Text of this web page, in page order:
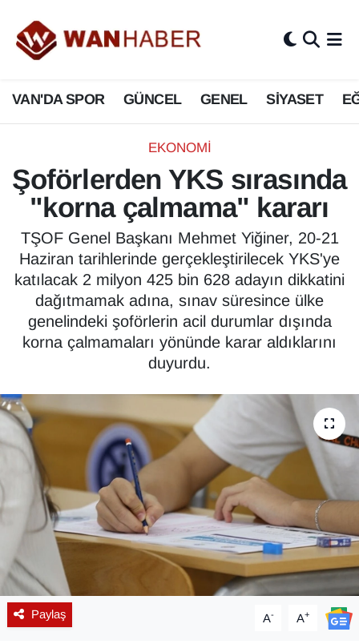
VAN'DA SPOR GÜNCEL GENEL SİYASET
EKONOMİ
Şoförlerden YKS sırasında
"korna çalmama" kararı
TŞOF Genel Başkanı Mehmet Yiğiner, 20-21
Haziran tarihlerinde gerçekleştirilecek YKS'ye
katılacak 2 milyon 425 bin 628 adayın dikkatini
dağıtmamak adına, sınav süresince ülke
genelindeki şoförlerin acil durumlar dışında
korna çalmamaları yönünde karar aldıklarını
duyurdu.
Paylaş A- A+
3.SAYFA
ASAYİŞ
BİLİM VE TEKNOLOJİ
Biyografi
Bölge Haberleri
ÇEVRE
Deprem
Dernekler, Odalar
EĞİTİM
EKONOMİ
Eleman
Emlak
En çok konuşulanlar
Van Nöbetçi Eczaneler
Van Hava Durumu
Van Namaz Vakitleri
Van Trafik Yoğunluk Haritası
Süper Lig Puan Durumu ve Fikstür
Tüm Manşetler
Son Dakika Haberleri
Haber Arşivi